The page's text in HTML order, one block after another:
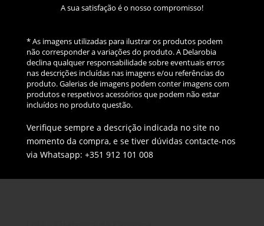
A sua satisfação é o nosso compromisso!
* As imagens utilizadas para ilustrar os produtos podem
não corresponder a variações do produto. A Delarobia
declina qualquer responsabilidade sobre eventuais erros
nas descrições incluídas nas imagens e/ou referências do
produto. Galerias de imagens podem conter imagens com
produtos e respetivos acessórios que podem não estar
incluídos no produto questão.
Verifique sempre a descrição indicada no site no
momento da compra, e se tiver dúvidas contacte-nos
via Whatsapp: +351 912 101 008